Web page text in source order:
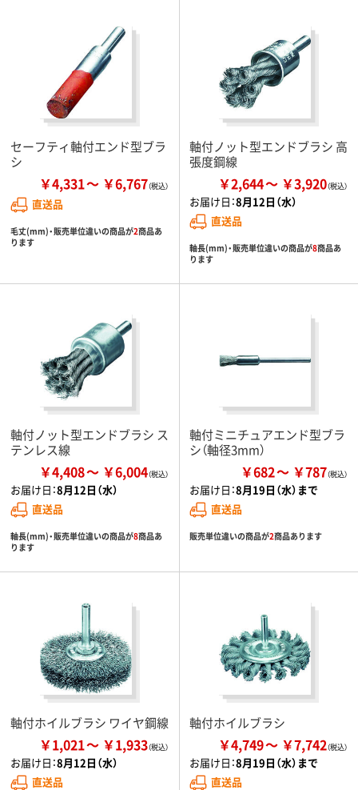
セーフティ軸付エンド型ブラ
シ
￥4,331 ￥6,767
直送品
毛丈(mm)・販売単位違いの商品が2商品あ
ります
軸付ノット型エンドブラシ 高
張度鋼線
￥2,644 ￥3,920
お届け日：8月12日（水）
直送品
軸長(mm)・販売単位違いの商品が8商品あ
ります
軸付ノット型エンドブラシ ス
テンレス線
￥4,408 ￥6,004
お届け日：8月12日（水）
直送品
軸長(mm)・販売単位違いの商品が8商品あ
ります
軸付ミニチュアエンド型ブラ
シ（軸径3mm）
￥682 ￥787
お届け日：8月19日（水）まで
直送品
販売単位違いの商品が2商品あります
軸付ホイルブラシ ワイヤ鋼線
￥1,021 ￥1,933
お届け日：8月12日（水）
直送品
軸付ホイルブラシ
￥4,749 ￥7,742
お届け日：8月19日（水）まで
直送品